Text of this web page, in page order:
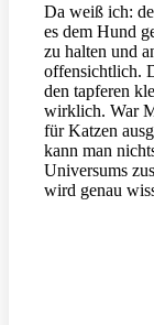
Da weiß ich:
es dem Hund
zu halten und
offensichtlich.
den tapferen
wirklich. War
für Katzen
kann man
Universums
wird genau